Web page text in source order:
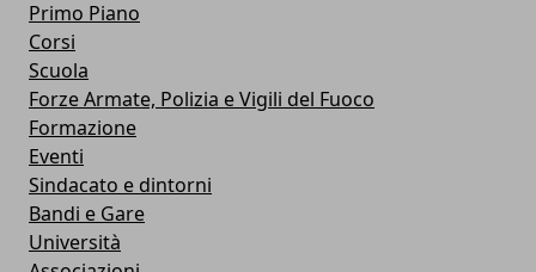
Primo Piano
Corsi
Scuola
Forze Armate, Polizia e Vigili del Fuoco
Formazione
Eventi
Sindacato e dintorni
Bandi e Gare
Università